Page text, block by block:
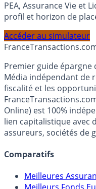
Calculez la répartition
PEA, Assurance Vie et
profil et horizon de
France
Premier guide épargne
Média indépendant de
fiscalité et les
Online) est 100%
lien capitalistique avec
assureurs, sociétés de
Comparatifs